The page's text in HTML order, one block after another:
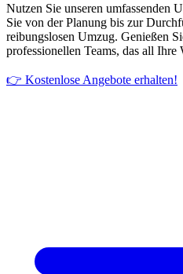
Nutzen Sie unseren umfassenden
Sie von der Planung bis zur
reibungslosen Umzug. Genießen
professionellen Teams, das all Ihre
👉 Kostenlose Angebote erhalten!